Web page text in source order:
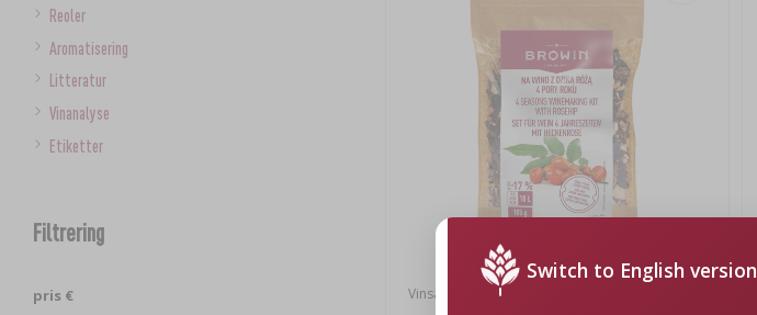
Reoler
Aromatisering
Litteratur
Vinanalyse
Etiketter
Filtrering
pris € Vinsæt 4 ÅRSTIDER - Hyben
Switch to English version